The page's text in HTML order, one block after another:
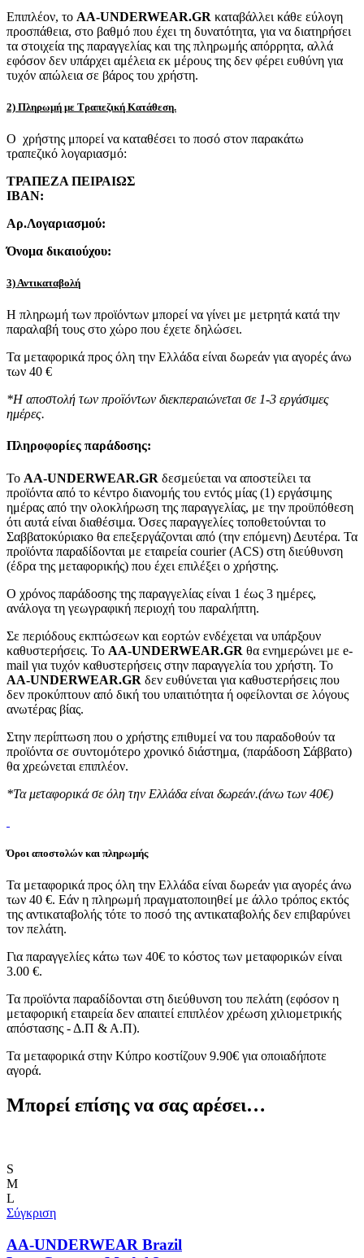
Επιπλέον, το AA-UNDERWEAR.GR καταβάλλει κάθε εύλογη
προσπάθεια, στο βαθμό που έχει τη δυνατότητα, για να διατηρήσει
τα στοιχεία της παραγγελίας και της πληρωμής απόρρητα, αλλά
εφόσον δεν υπάρχει αμέλεια εκ μέρους της δεν φέρει ευθύνη για
τυχόν απώλεια σε βάρος του χρήστη.
2) Πληρωμή με Τραπεζική Κατάθεση.
Ο χρήστης μπορεί να καταθέσει το ποσό στον παρακάτω
τραπεζικό λογαριασμό:
ΤΡΑΠΕΖΑ ΠΕΙΡΑΙΩΣ
IBAN:
Αρ.Λογαριασμού:
Όνομα δικαιούχου:
3) Αντικαταβολή
Η πληρωμή των προϊόντων μπορεί να γίνει με μετρητά κατά την
παραλαβή τους στο χώρο που έχετε δηλώσει.
Τα μεταφορικά προς όλη την Ελλάδα είναι δωρεάν για αγορές άνω
των 40 €
*Η αποστολή των προϊόντων διεκπεραιώνεται σε 1-3 εργάσιμες
ημέρες.
Πληροφορίες παράδοσης:
To AA-UNDERWEAR.GR δεσμεύεται να αποστείλει τα
προϊόντα από το κέντρο διανομής του εντός μίας (1) εργάσιμης
ημέρας από την ολοκλήρωση της παραγγελίας, με την προϋπόθεση
ότι αυτά είναι διαθέσιμα. Όσες παραγγελίες τοποθετούνται το
Σαββατοκύριακο θα επεξεργάζονται από (την επόμενη) Δευτέρα. Τα
προϊόντα παραδίδονται με εταιρεία courier (ACS) στη διεύθυνση
(έδρα της μεταφορικής) που έχει επιλέξει ο χρήστης.
Ο χρόνος παράδοσης της παραγγελίας είναι 1 έως 3 ημέρες,
ανάλογα τη γεωγραφική περιοχή του παραλήπτη.
Σε περιόδους εκπτώσεων και εορτών ενδέχεται να υπάρξουν
καθυστερήσεις. Το AA-UNDERWEAR.GR θα ενημερώνει με e-
mail για τυχόν καθυστερήσεις στην παραγγελία του χρήστη. Το
AA-UNDERWEAR.GR δεν ευθύνεται για καθυστερήσεις που
δεν προκύπτουν από δική του υπαιτιότητα ή οφείλονται σε λόγους
ανωτέρας βίας.
Στην περίπτωση που ο χρήστης επιθυμεί να του παραδοθούν τα
προϊόντα σε συντομότερο χρονικό διάστημα, (παράδοση Σάββατο)
θα χρεώνεται επιπλέον.
*Τα μεταφορικά σε όλη την Ελλάδα είναι δωρεάν.(άνω των 40€)
Όροι αποστολών και πληρωμής
Τα μεταφορικά προς όλη την Ελλάδα είναι δωρεάν για αγορές άνω
των 40 €. Εάν η πληρωμή πραγματοποιηθεί με άλλο τρόπος εκτός
της αντικαταβολής τότε το ποσό της αντικαταβολής δεν επιβαρύνει
τον πελάτη.
Για παραγγελίες κάτω των 40€ το κόστος των μεταφορικών είναι
3.00 €.
Τα προϊόντα παραδίδονται στη διεύθυνση του πελάτη (εφόσον η
μεταφορική εταιρεία δεν απαιτεί επιπλέον χρέωση χιλιομετρικής
απόστασης - Δ.Π & Α.Π).
Τα μεταφορικά στην Κύπρο κοστίζουν 9.90€ για οποιαδήποτε
αγορά.
Μπορεί επίσης να σας αρέσει…
S
M
L
Σύγκριση
AA-UNDERWEAR Brazil